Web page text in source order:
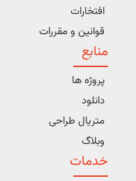
افتخارات
قوانین و مقررات
منابع
پروژه ها
دانلود
متریال طراحی
وبلاگ
خدمات